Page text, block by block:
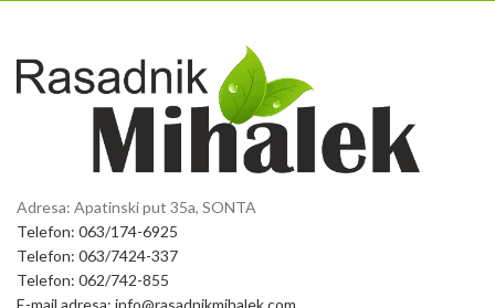
Adresa: Apatinski put 35a, SONTA
Telefon: 063/174-6925
Telefon: 063/7424-337
Telefon: 062/742-855
E-mail adresa: info@rasadnikmihalek.com